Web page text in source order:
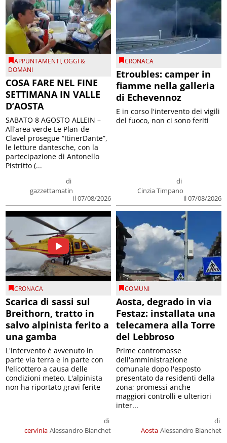
APPUNTAMENTI,OGGI &
DOMANI
COSA FARE NEL FINE
SETTIMANA IN VALLE
D’AOSTA
di
gazzettamatin
il 07/08/2026
SABATO 8 AGOSTO ALLEIN –
All’area verde Le Plan-de-
Clavel prosegue “ItinerDante”,
le letture dantesche, con la
partecipazione di Antonello
Pistritto (...
CRONACA
Etroubles: camper in
fiamme nella galleria
di Echevennoz
di
Cinzia Timpano
il 07/08/2026
E in corso l'intervento dei vigili
del fuoco, non ci sono feriti
CRONACA
Scarica di sassi sul
Breithorn, tratto in
salvo alpinista ferito a
una gamba
cervinia
di
Alessandro Bianchet
L'intervento è avvenuto in
parte via terra e in parte con
l'elicottero a causa delle
condizioni meteo. L'alpinista
non ha riportato gravi ferite
COMUNI
Aosta, degrado in via
Festaz: installata una
telecamera alla Torre
del Lebbroso
Aosta
di
Alessandro Bianchet
Prime contromosse
dell'amministrazione
comunale dopo l'esposto
presentato da residenti della
zona; promessi anche
maggiori controlli e ulteriori
inter...